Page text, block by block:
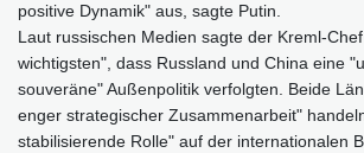
positive Dynamik" aus, sagte Putin.
Laut russischen Medien sagte der Kreml-
wichtigsten", dass Russland und China eine
souveräne" Außenpolitik verfolgten. Beide
enger strategischer Zusammenarbeit"
stabilisierende Rolle" auf der internationalen